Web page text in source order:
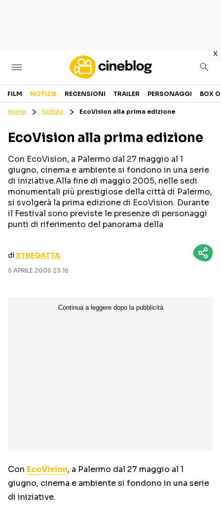
x
Cinema
GENERI
PERSONAGGI
CANALI STREAMING
Categorie
NOTIZIE
CURIOSITÀ
TRAILER
BOX OFFICE
FILM NOTIZIE RECENSIONI TRAILER PERSONAGGI BOX
Home Notizie EcoVision alla prima edizione
EcoVision alla prima edizione
Con EcoVision, a Palermo dal 27 maggio al 1
giugno, cinema e ambiente si fondono in una serie
di iniziative.Alla fine di maggio 2005, nelle sedi
monumentali più prestigiose della città di Palermo,
si svolgerà la prima edizione di EcoVision. Durante
il Festival sono previste le presenze di personaggi
punti di riferimento del panorama della
diSTREGATTA
5 APRILE 2005 23:16
Con EcoVision, a Palermo dal 27 maggio al 1
giugno, cinema e ambiente si fondono in una serie
di iniziative.